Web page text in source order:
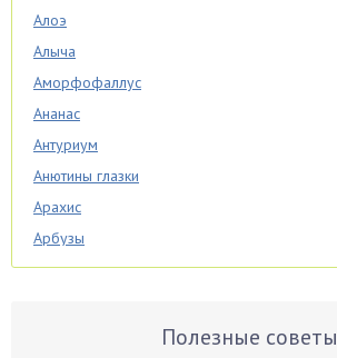
Алоэ
Алыча
Аморфофаллус
Ананас
Антуриум
Анютины глазки
Арахис
Арбузы
Аспарагус
Полезные советы